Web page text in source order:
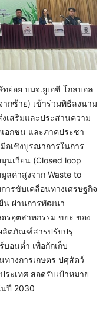
ย่อย บมจ.ยูเอซี โกลบอล
กซ้าย) เข้าร่วมพิธีลงนาม
เสริมและประสานความ
อกชน และภาคประชา
อเชิงบูรณาการในการ
เวียน (Closed loop
ลค่าสูงจาก Waste to
ารขับเคลื่อนทางเศรษฐกิจ
น ผ่านการพัฒนา
รอุตสาหกรรม ขยะ ของ
ลิตภัณฑ์สารปรับปรุ
อนต่ำ เพื่อกักเก็บ
างการเกษตร ปศุสัตว์
ะเทศ สอดรับเป้าหมาย
นปี 2030